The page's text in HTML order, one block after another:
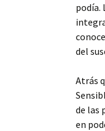
podía.
del
Atrás
de las
en